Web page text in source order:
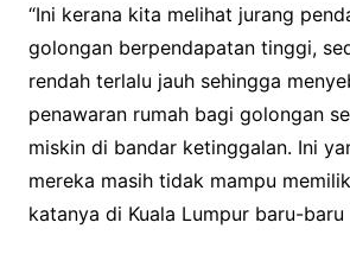
“Ini kerana kita melihat jurang
golongan berpendapatan tinggi,
rendah terlalu jauh sehingga
penawaran rumah bagi golongan
miskin di bandar ketinggalan. Ini
mereka masih tidak mampu
katanya di Kuala Lumpur baru-baru